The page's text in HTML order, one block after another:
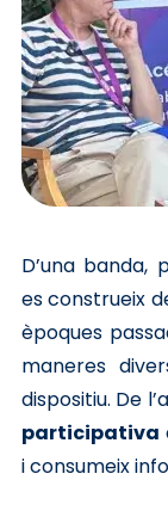
D’una banda,
es construeix
èpoques
maneres
dispositiu. De
participativa
i consumeix